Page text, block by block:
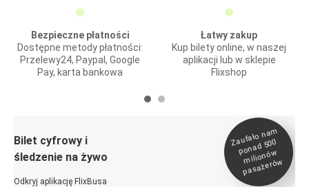
Bezpieczne płatności
Dostępne metody płatności:
Przelewy24, Paypal, Google
Pay, karta bankowa
Łatwy zakup
Kup bilety online, w naszej
aplikacji lub w sklepie
Flixshop
Bilet cyfrowy i
śledzenie na żywo
Odkryj aplikację FlixBusa
Zaufało na
m
ponad 500
milionó
w
pasażeró
w